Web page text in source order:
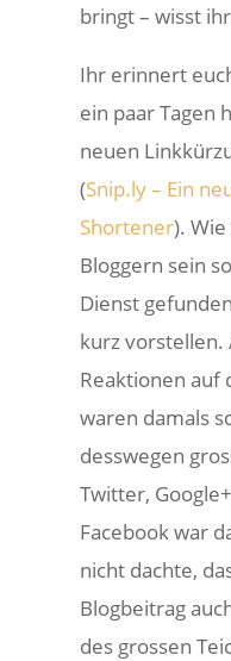
bringt – wisst
Ihr erinnert
ein paar Tagen
neuen
(Snip.ly – Ein
Shortener).
Bloggern sein
Dienst
kurz vorstellen.
Reaktionen auf
waren damals
desswegen
Twitter,
Facebook war
nicht dachte,
Blogbeitrag
des grossen